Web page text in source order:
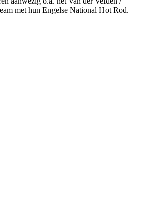
met hun Engelse National Hot Rod.